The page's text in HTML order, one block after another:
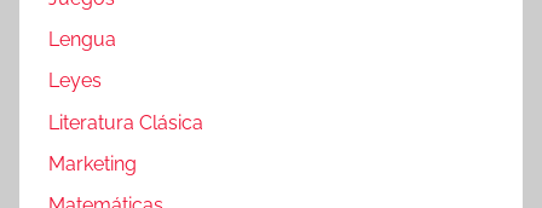
Lengua
Leyes
Literatura Clásica
Marketing